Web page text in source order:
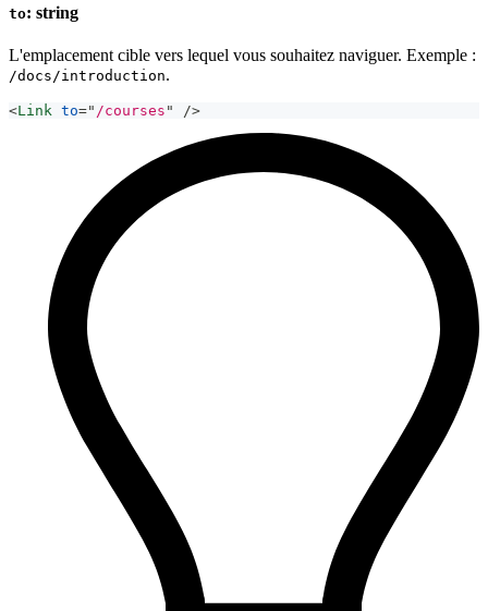
to: string
L'emplacement cible vers lequel vous souhaitez naviguer. Exemple :
/docs/introduction.
<Link to=" /courses " />